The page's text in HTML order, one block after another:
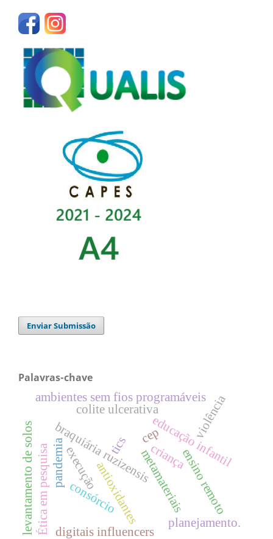
Enviar Submissão
Palavras-chave
consórcio
criança
educação infantil
violência
braquiária ruzizensis
ambientes sem fios programáveis
metamateriaisensino remoto
pandemia tics
antioxidantes
colite ulcerativa
Ética em pesquisa
cep
levantamento de solos digitais influencers
execução
planejamento.